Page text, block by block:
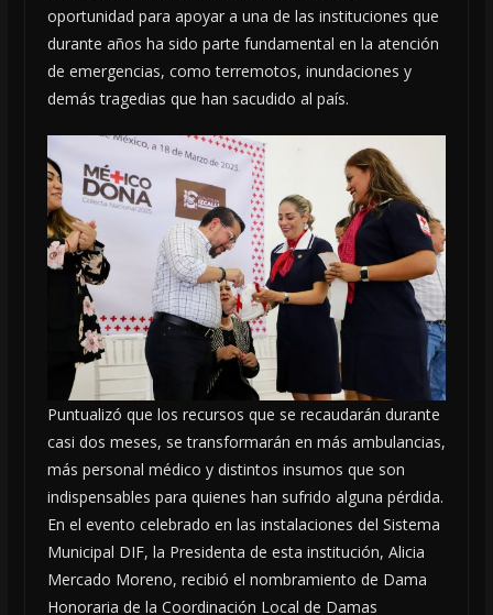
oportunidad para apoyar a una de las instituciones que
durante años ha sido parte fundamental en la atención
de emergencias, como terremotos, inundaciones y
demás tragedias que han sacudido al país.
Puntualizó que los recursos que se recaudarán durante
casi dos meses, se transformarán en más ambulancias,
más personal médico y distintos insumos que son
indispensables para quienes han sufrido alguna pérdida.
En el evento celebrado en las instalaciones del Sistema
Municipal DIF, la Presidenta de esta institución, Alicia
Mercado Moreno, recibió el nombramiento de Dama
Honoraria de la Coordinación Local de Damas